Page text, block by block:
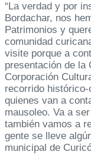
“La verdad y por
Bordachar, nos
Patrimonios y
comunidad
visite porque a
presentación de la
Corporación
recorrido
quienes van a
mausoleo. Va a
también vamos a
gente se lleve
municipal de